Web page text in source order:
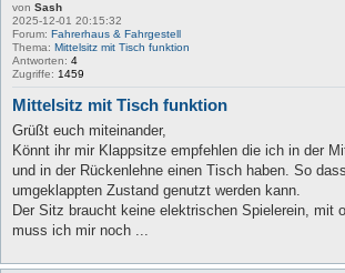
von Sash
2025-12-01 20:15:32
Forum: Fahrerhaus & Fahrgestell
Thema: Mittelsitz mit Tisch funktion
Antworten: 4
Zugriffe: 1459
Mittelsitz mit Tisch funktion
Grüßt euch miteinander,
Könnt ihr mir Klappsitze empfehlen die ich in der
und in der Rückenlehne einen Tisch haben. So
umgeklappten Zustand genutzt werden kann.
Der Sitz braucht keine elektrischen Spielerein, mit
muss ich mir noch ...